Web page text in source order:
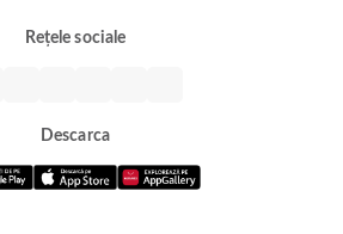
Rețele sociale
Descarca